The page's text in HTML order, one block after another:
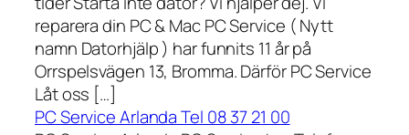
reparera din PC & Mac PC Service ( Nytt
namn Datorhjälp ) har funnits 11 år på
Orrspelsvägen 13, Bromma. Därför PC Service
Låt oss […]
PC Service Arlanda Tel 08 37 21 00